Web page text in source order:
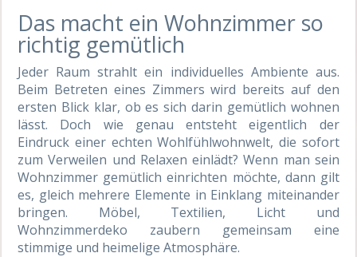
Das macht ein Wohnzimmer so
richtig gemütlich
Jeder Raum strahlt ein individuelles Ambiente aus.
Beim Betreten eines Zimmers wird bereits auf den
ersten Blick klar, ob es sich darin gemütlich wohnen
lässt. Doch wie genau entsteht eigentlich der
Eindruck einer echten Wohlfühlwohnwelt, die sofort
zum Verweilen und Relaxen einlädt? Wenn man sein
Wohnzimmer gemütlich einrichten möchte, dann gilt
es, gleich mehrere Elemente in Einklang miteinander
bringen. Möbel, Textilien, Licht und
Wohnzimmerdeko zaubern gemeinsam eine
stimmige und heimelige Atmosphäre.